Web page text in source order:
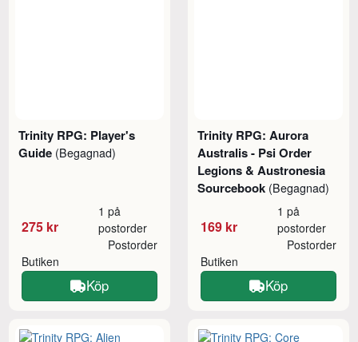
Trinity RPG: Player's
Guide (Begagnad)
275 kr
1 på
postorder
Butiken
Postorder
Köp
Trinity RPG: Aurora
Australis - Psi Order
Legions & Austronesia
Sourcebook (Begagnad)
169 kr
1 på
postorder
Butiken
Postorder
Köp